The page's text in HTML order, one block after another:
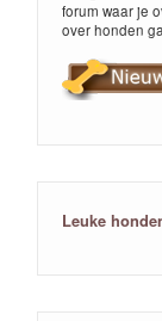
forum waar je
over honden
Leuke